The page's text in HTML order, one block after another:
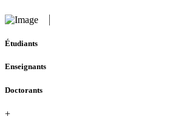
Étudiants
Enseignants
Doctorants
+